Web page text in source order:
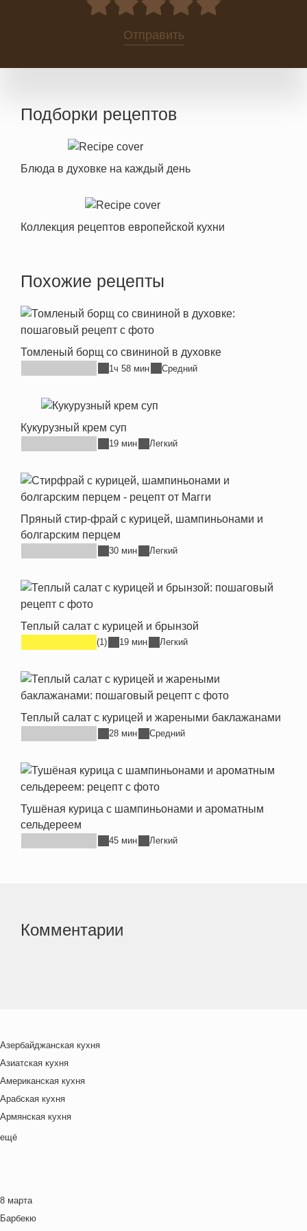
0
Отправить
Подборки рецептов
Блюда в духовке на каждый день
Коллекция рецептов европейской кухни
Похожие рецепты
Томленый борщ со свининой в духовке
1ч 58 мин Средний
Кукурузный крем суп
19 мин Легкий
Пряный стир-фрай с курицей, шампиньонами и
болгарским перцем
30 мин Легкий
Теплый салат с курицей и брынзой
(1) 19 мин Легкий
Теплый салат с курицей и жареными баклажанами
28 мин Средний
Тушёная курица с шампиньонами и ароматным
сельдереем
45 мин Легкий
Комментарии
Азербайджанская кухня
Азиатская кухня
Американская кухня
Арабская кухня
Армянская кухня
Белорусская
Венгерская кухня
Греческая кухня
ещё
8 марта
Барбекю